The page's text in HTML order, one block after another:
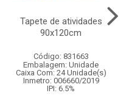
Tapete de atividades
90x120cm
Código: 831663
Embalagem: Unidade
Caixa Com: 24 Unidade(s)
Inmetro: 006660/2019
IPI: 6.5%